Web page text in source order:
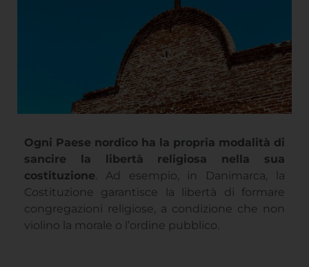
Ogni Paese nordico ha la propria modalità di
sancire la libertà religiosa nella sua
costituzione . Ad esempio, in Danimarca, la
Costituzione garantisce la libertà di formare
congregazioni religiose, a condizione che non
violino la morale o l’ordine pubblico.